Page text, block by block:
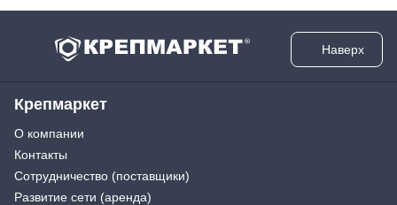
Наверх
Крепмаркет
О компании
Контакты
Сотрудничество (поставщики)
Развитие сети (аренда)